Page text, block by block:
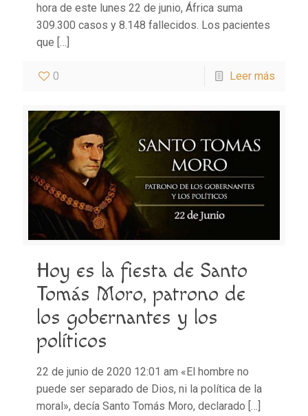
hora de este lunes 22 de junio, África suma
309.300 casos y 8.148 fallecidos. Los pacientes
que […]
0 Leer más
Hoy es la fiesta de Santo
Tomás Moro, patrono de
los gobernantes y los
políticos
22 de junio de 2020 12:01 am «El hombre no
puede ser separado de Dios, ni la política de la
moral», decía Santo Tomás Moro, declarado […]